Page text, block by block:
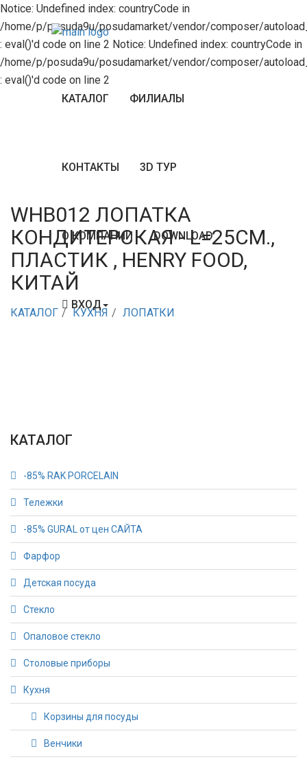
Notice: Undefined index: countryCode in
/home/p/posuda9u/posudamarket/vendor/composer/
: eval()'d code on line 2 Notice: Undefined index: countryCode in
/home/p/posuda9u/posudamarket/vendor/composer/
: eval()'d code on line 2
КАТАЛОГ
ФИЛИАЛЫ
КОНТАКТЫ 3D ТУР
О КОМПАНИИ DOWNLOAD
ВХОД
WHB012 ЛОПАТКА
КОНДИТЕРСКАЯ - L=25СМ.,
ПЛАСТИК , HENRY FOOD,
КИТАЙ
КАТАЛОГ КУХНЯ ЛОПАТКИ
КАТАЛОГ
-85% RAK PORCELAIN
Тележки
-85% GURAL от цен САЙТА
Фарфор
Детская посуда
Стекло
Опаловое стекло
Столовые приборы
Кухня
Корзины для посуды
Венчики